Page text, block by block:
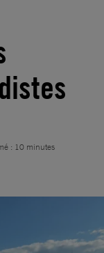
: 10 minutes